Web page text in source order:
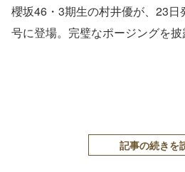
櫻坂46・3期生の村井優が、23
号に登場。完璧なポージングを披
記事の続きを